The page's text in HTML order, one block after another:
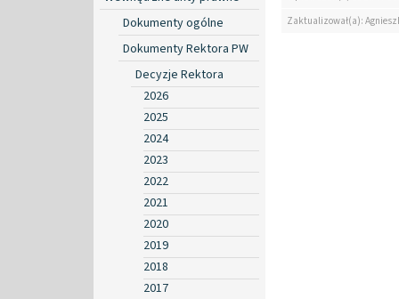
Dokumenty ogólne
Dokumenty Rektora PW
Decyzje Rektora
2026
2025
2024
2023
2022
2021
2020
2019
2018
2017
Zaktualizował(a):